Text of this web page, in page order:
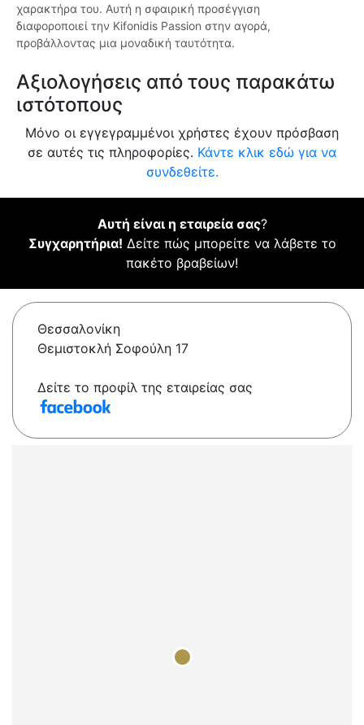
χαρακτήρα του. Αυτή η σφαιρική προσέγγιση
διαφοροποιεί την Kifonidis Passion στην αγορά,
προβάλλοντας μια μοναδική ταυτότητα.
Αξιολογήσεις από τους παρακάτω
ιστότοπους
Μόνο οι εγγεγραμμένοι χρήστες έχουν πρόσβαση
σε αυτές τις πληροφορίες. Κάντε κλικ εδώ για να
συνδεθείτε.
Αυτή είναι η εταιρεία σας?
Συγχαρητήρια! Δείτε πώς μπορείτε να λάβετε το
πακέτο βραβείων!
Θεσσαλονίκη
Θεμιστοκλή Σοφούλη 17
Δείτε το προφίλ της εταιρείας σας